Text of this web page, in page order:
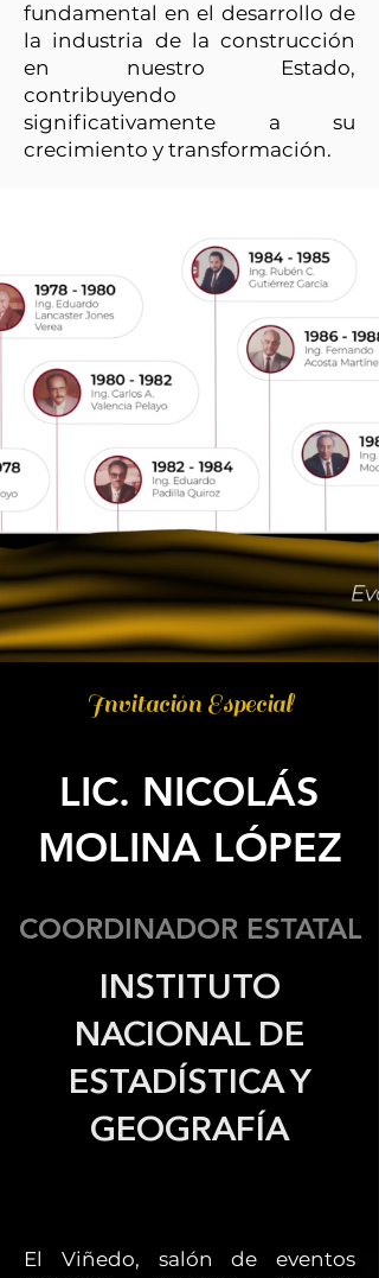
fundamental en el desarrollo de
la industria de la construcción
en nuestro Estado,
contribuyendo
significativamente a su
crecimiento y transformación.
Invitación Especial
LIC. NICOLÁS
MOLINA LÓPEZ
COORDINADOR ESTATAL
INSTITUTO
NACIONAL DE
ESTADÍSTICA Y
GEOGRAFÍA
El Viñedo, salón de eventos